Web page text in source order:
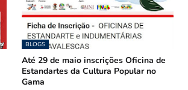
BLOGS
Até 29 de maio inscrições Oficina de
Estandartes da Cultura Popular no
Gama